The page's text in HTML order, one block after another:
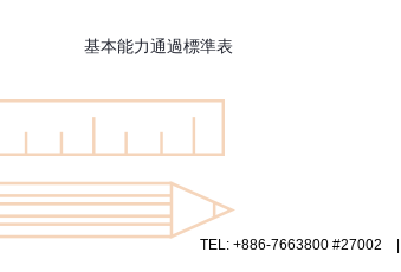
基本能力通過標準表
TEL: +886-7663800 #27002